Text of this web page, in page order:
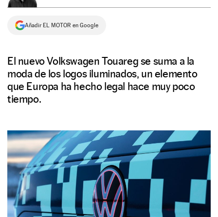
Añadir EL MOTOR en Google
El nuevo Volkswagen Touareg se suma a la
moda de los logos iluminados, un elemento
que Europa ha hecho legal hace muy poco
tiempo.